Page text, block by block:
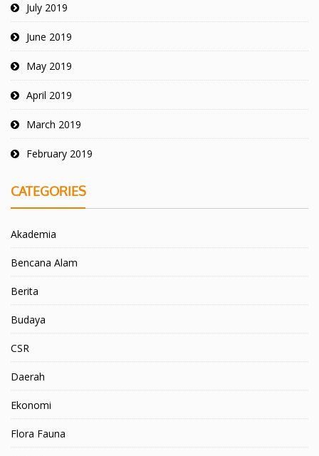
July 2019
June 2019
May 2019
April 2019
March 2019
February 2019
CATEGORIES
Akademia
Bencana Alam
Berita
Budaya
CSR
Daerah
Ekonomi
Flora Fauna